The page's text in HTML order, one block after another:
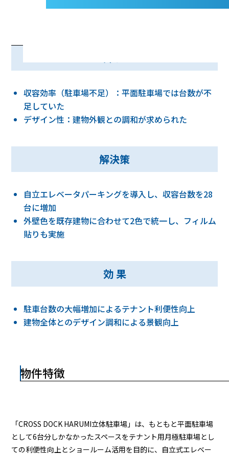
収容効率（駐車場不足）：平面駐車場では台数が不
足していた
デザイン性：建物外観との調和が求められた
解決策
自立エレベータパーキングを導入し、収容台数を28
台に増加
外壁色を既存建物に合わせて2色で統一し、フィルム
貼りも実施
効 果
駐車台数の大幅増加によるテナント利便性向上
建物全体とのデザイン調和による景観向上
物件特徴
「CROSS DOCK HARUMI立体駐車場」は、もともと平面駐車場
として6台分しかなかったスペースをテナント用月極駐車場とし
ての利便性向上とショールーム活用を目的に、自立式エレベー